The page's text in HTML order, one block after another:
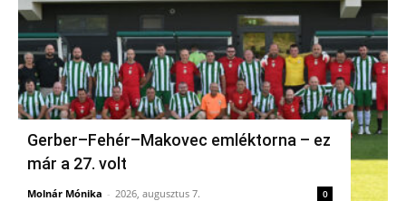
Gerber–Fehér–Makovec emléktorna – ez
már a 27. volt
Molnár Mónika - 2026, augusztus 7. 0